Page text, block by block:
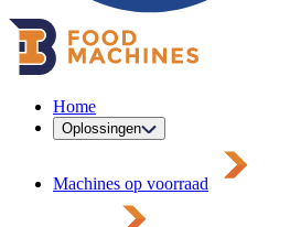
Home
Oplossingen
Machines op voorraad